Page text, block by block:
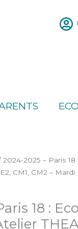
2025 – Paris
CM1, CM2 – Mardi
18 :